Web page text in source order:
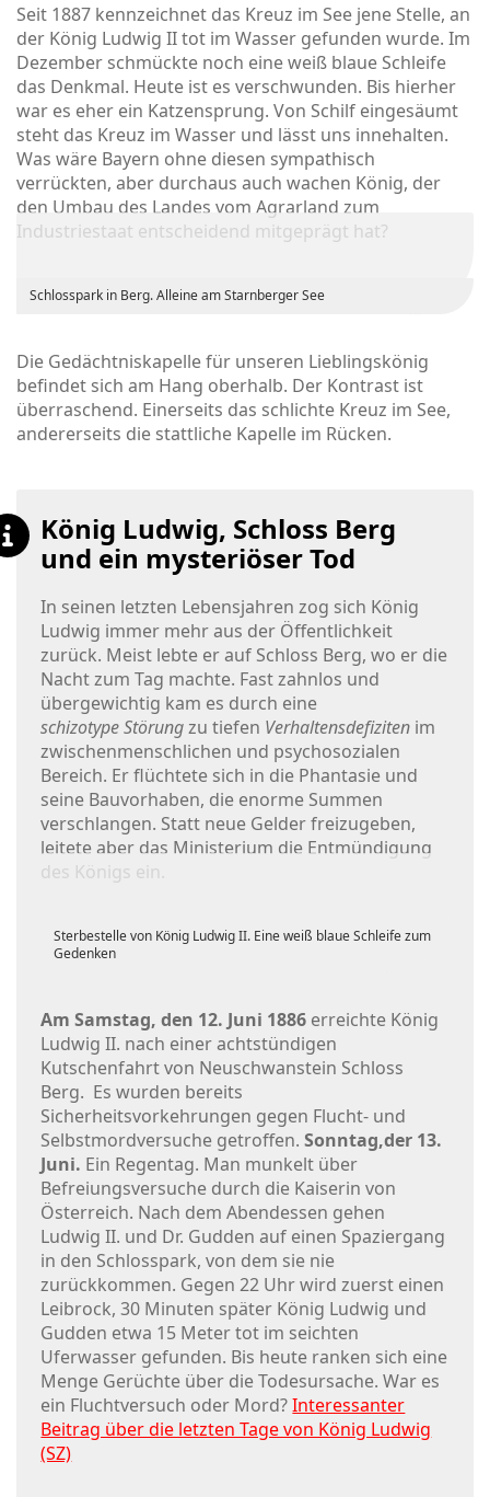
Seit 1887 kennzeichnet das Kreuz im See jene Stelle, an
der König Ludwig II tot im Wasser gefunden wurde. Im
Dezember schmückte noch eine weiß blaue Schleife
das Denkmal. Heute ist es verschwunden. Bis hierher
war es eher ein Katzensprung. Von Schilf eingesäumt
steht das Kreuz im Wasser und lässt uns innehalten.
Was wäre Bayern ohne diesen sympathisch
verrückten, aber durchaus auch wachen König, der
den Umbau des Landes vom Agrarland zum
Industriestaat entscheidend mitgeprägt hat?
Schlosspark in Berg. Alleine am Starnberger See
Die Gedächtniskapelle für unseren Lieblingskönig
befindet sich am Hang oberhalb. Der Kontrast ist
überraschend. Einerseits das schlichte Kreuz im See,
andererseits die stattliche Kapelle im Rücken.
König Ludwig, Schloss Berg
und ein mysteriöser Tod
In seinen letzten Lebensjahren zog sich König
Ludwig immer mehr aus der Öffentlichkeit
zurück. Meist lebte er auf Schloss Berg, wo er die
Nacht zum Tag machte. Fast zahnlos und
übergewichtig kam es durch eine
schizotype Störungzu tiefen Verhaltensdefiziten im
zwischenmenschlichen und psychosozialen
Bereich. Er flüchtete sich in die Phantasie und
seine Bauvorhaben, die enorme Summen
verschlangen. Statt neue Gelder freizugeben,
leitete aber das Ministerium die Entmündigung
des Königs ein.
Sterbestelle von König Ludwig II. Eine weiß blaue Schleife zum
Gedenken
Am Samstag, den 12. Juni 1886 erreichte König
Ludwig II. nach einer achtstündigen
Kutschenfahrt von Neuschwanstein Schloss
Berg. Es wurden bereits
Sicherheitsvorkehrungen gegen Flucht- und
Selbstmordversuche getroffen.Sonntag,der 13.
Juni. Ein Regentag. Man munkelt über
Befreiungsversuche durch die Kaiserin von
Österreich. Nach dem Abendessen gehen
Ludwig II. und Dr. Gudden auf einen Spaziergang
in den Schlosspark, von dem sie nie
zurückkommen. Gegen 22 Uhr wird zuerst einen
Leibrock, 30 Minuten später König Ludwig und
Gudden etwa 15 Meter tot im seichten
Uferwasser gefunden. Bis heute ranken sich eine
Menge Gerüchte über die Todesursache. War es
ein Fluchtversuch oder Mord?Interessanter
Beitrag über die letzten Tage von König Ludwig
(SZ)